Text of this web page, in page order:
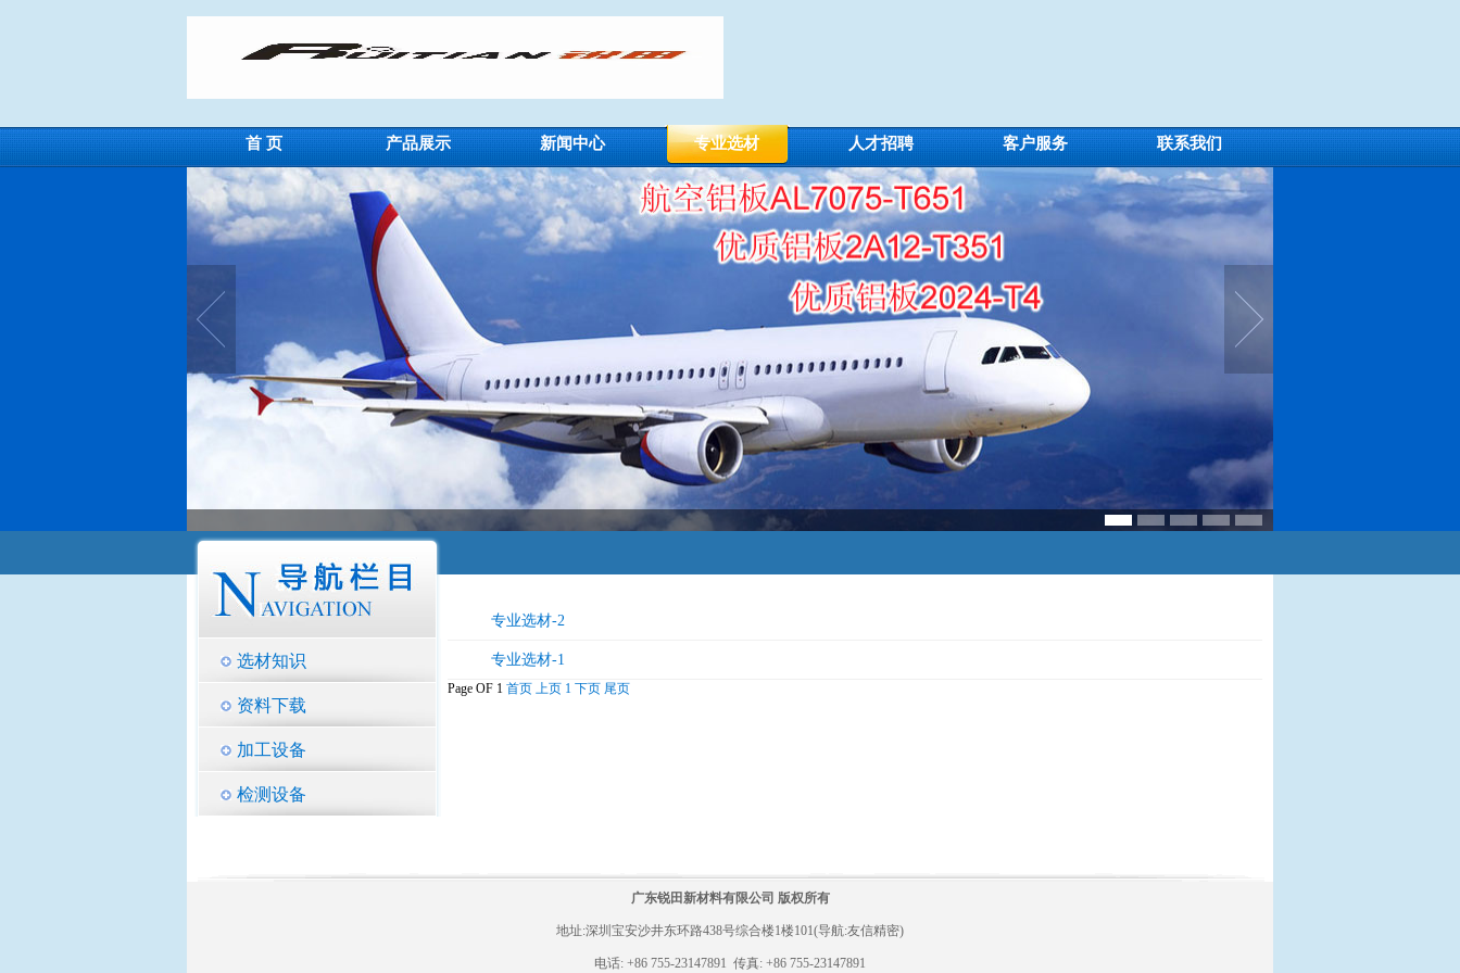
首 页 产品展示 新闻中心 专业选材 人才招聘 客户服务 联系我们
选材知识
资料下载
加工设备
检测设备
专业选材-2
专业选材-1
Page OF 1 首页 上页 1 下页 尾页
广东锐田新材料有限公司 版权所有
地址:深圳宝安沙井东环路438号综合楼1楼101(导航:友信精密)
电话: +86 755-23147891 传真: +86 755-23147891